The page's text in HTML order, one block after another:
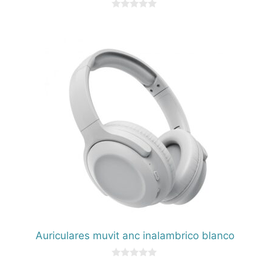
Auriculares muvit anc inalambrico blanco